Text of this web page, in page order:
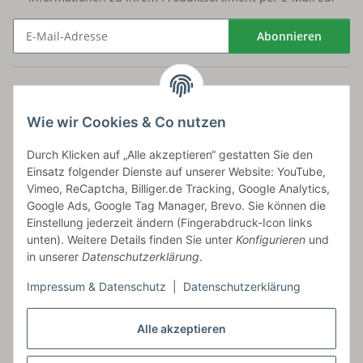
Alle akzeptieren
Wie wir Cookies & Co nutzen
Durch Klicken auf „Alle akzeptieren“ gestatten Sie den
Einsatz folgender Dienste auf unserer Website: YouTube,
Vimeo, ReCaptcha, Billiger.de Tracking, Google Analytics,
Google Ads, Google Tag Manager, Brevo. Sie können die
Einstellung jederzeit ändern (Fingerabdruck-Icon links
unten). Weitere Details finden Sie unter Konfigurieren und
in unserer Datenschutzerklärung.
Impressum & Datenschutz Datenschutzerklärung
Abonnieren
Artikelinformationen
Frieslandstr. 44 | 26446 Reepsholt
Fon 04468-9479855-0 | Fax -9